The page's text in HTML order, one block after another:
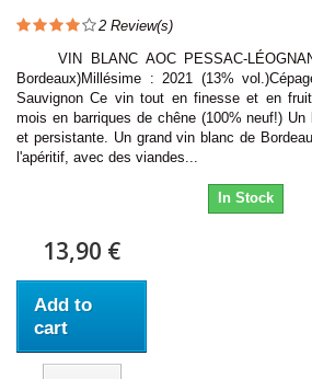
2 Review(s)
VIN BLANC AOC PESSAC-
Bordeaux)Millésime : 2021 (13%
Sauvignon Ce vin tout en finesse et en
mois en barriques de chêne (100% neuf!)
et persistante. Un grand vin blanc de
l'apéritif, avec des viandes...
In Stock
13,90 €
Add to
cart